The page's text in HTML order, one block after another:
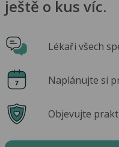
ještě o kus víc.
Lékaři všech
Naplánujte si
Objevujte